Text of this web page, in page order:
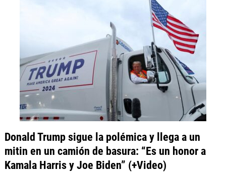
Donald Trump sigue la polémica y llega a un
mitin en un camión de basura: “Es un honor a
Kamala Harris y Joe Biden” (+Video)